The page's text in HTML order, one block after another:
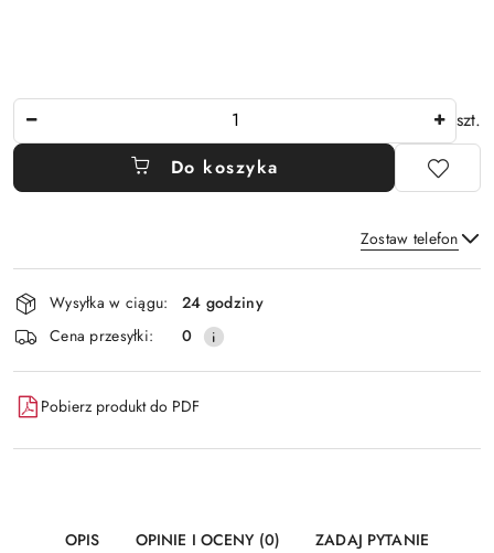
szt.
Do koszyka
Zostaw telefon
Wyślij
Dostępność
i
dostawa
Wysyłka w ciągu:
24 godziny
Cena przesyłki:
0
Pobierz produkt do PDF
OPIS OPINIE I OCENY (0) ZADAJ PYTANIE